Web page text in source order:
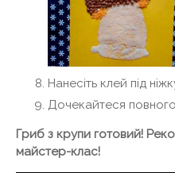
Нанесіть клей під
Дочекайтеся
Гриб з крупи готовий!
майстер-клас!